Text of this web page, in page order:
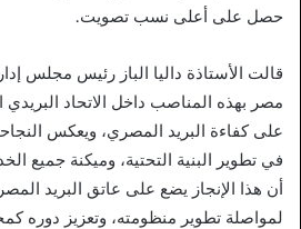
حصل على أعلى نسب تصويت.
قالت الأستاذة داليا الباز رئيس مجلس
مصر بهذه المناصب داخل الاتحاد البريدي
على كفاءة البريد المصري، ويعكس
في تطوير البنية التحتية، وميكنة جميع
أن هذا الإنجاز يضع على عاتق البريد
لمواصلة تطوير منظومته، وتعزيز دوره